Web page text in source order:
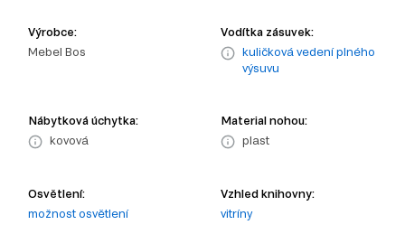
Výrobce:
Mebel Bos
Vodítka zásuvek:
kuličková vedení plného
výsuvu
Nábytková úchytka:
kovová
Material nohou:
plast
Osvětlení:
možnost osvětlení
Vzhled knihovny:
vitríny